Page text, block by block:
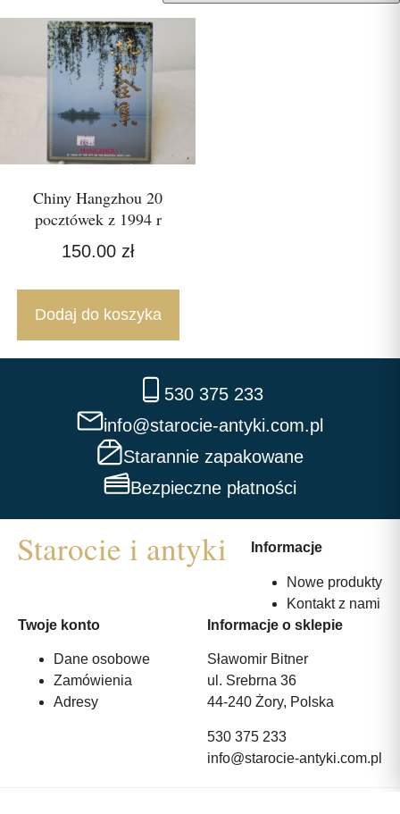
Chiny Hangzhou 20
pocztówek z 1994 r
150.00 zł
Dodaj do koszyka
530 375 233
info@starocie-antyki.com.pl
Starannie zapakowane
Bezpieczne płatności
Informacje
Nowe produkty
Kontakt z nami
Twoje konto
Dane osobowe
Zamówienia
Adresy
Informacje o sklepie
Sławomir Bitner
ul. Srebrna 36
44-240 Żory, Polska
530 375 233
info@starocie-antyki.com.pl